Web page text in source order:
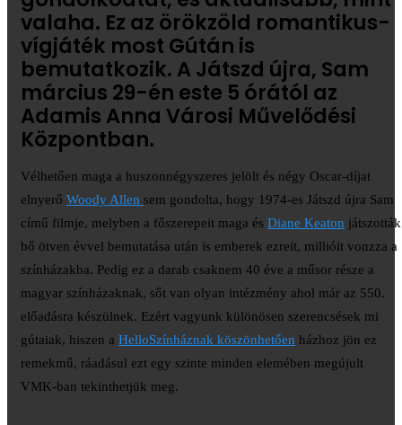
valaha. Ez az örökzöld romantikus-
vígjáték most Gútán is
bemutatkozik. A Játszd újra, Sam
március 29-én este 5 órától az
Adamis Anna Városi Művelődési
Központban.
Vélhetően maga a huszonnégyszeres jelölt és négy Oscar-díjat
elnyerő Woody Allen sem gondolta, hogy 1974-es Játszd újra Sam
című filmje, melyben a főszerepeit maga és Diane Keaton játszották
bő ötven évvel bemutatása után is emberek ezreit, millióit vonzza a
színházakba. Pedig ez a darab csaknem 40 éve a műsor része a
magyar színházaknak, sőt van olyan intézmény ahol már az 550.
előadásra készülnek. Ezért vagyunk különösen szerencsések mi
gútaiak, hiszen a HelloSzínháznak köszönhetően házhoz jön ez
remekmű, ráadásul ezt egy szinte minden elemében megújult
VMK-ban tekinthetjük meg.